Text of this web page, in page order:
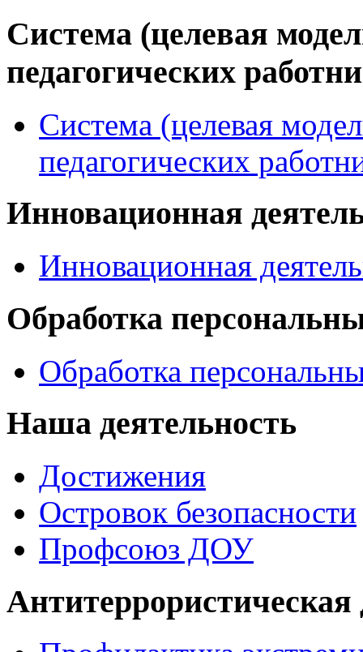
Система (целевая
педагогических
Система (целевая
педагогических
Инновационная
Инновационная
Обработка
Обработка
Наша деятельность
Достижения
Островок безопасности
Профсоюз ДОУ
Антитеррористическая